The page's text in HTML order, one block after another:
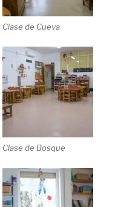
Clase de Cueva
Clase de Bosque